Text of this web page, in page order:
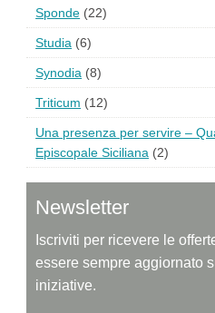
Sponde (22)
Studia (6)
Synodia (8)
Triticum (12)
Una presenza per servire –
Episcopale Siciliana (2)
Newsletter
Iscriviti per ricevere le
essere sempre aggiornato
iniziative.